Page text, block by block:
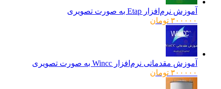
آموزش نرم‌افزار Etap به صورت تصویری
۳۰۰۰۰۰ تومان
آموزش مقدماتی نرم‌افزار Wincc به صورت تصویری
۳۰۰۰۰۰ تومان